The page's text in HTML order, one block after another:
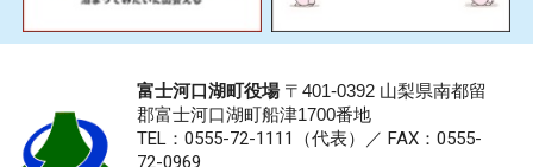
富士河口湖町役場〒401-0392 山梨県南都留
郡富士河口湖町船津1700番地
TEL：0555-72-1111 （代表）／ FAX：0555-
72-0969